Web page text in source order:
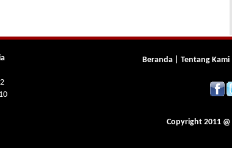
Beranda| Tentang Kami
Copyright 2011 @